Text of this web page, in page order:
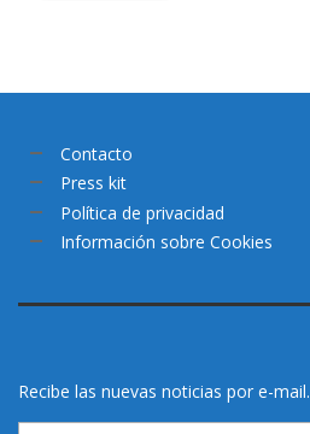
Contacto
Press kit
Política de privacidad
Información sobre Cookies
Recibe las nuevas noticias por e-mail.